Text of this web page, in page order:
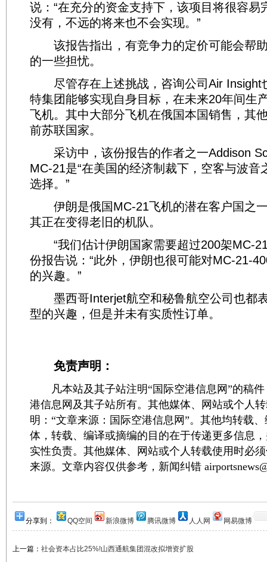
说：“在充分的资金支持下，该项目将很容易
没有，不远的将来也不会实现。”
该报告指出，有竞争力的定价可能会帮
的一些担忧。
尽管存在上述挑战，咨询公司Air Insight
特集团能够实现自身目标，在未来20年间生
飞机。其中大部分飞机在俄国本国销售，其
前苏联国家。
采访中，该份报告的作者之一Addison
MC-21是“在美国的经济制裁下，空客与波音
选择。”
伊朗是俄国MC-21飞机的潜在客户国之
其正在变得老旧的机队。
“我们估计伊朗国家需要超过200架MC-
份报告说：“此外，伊朗也很可能对MC-21-
的兴趣。”
墨西哥Interjet航空和秘鲁航空公司也都
型的兴趣，但是并未有实质性订单。
免责声明：
凡本站及其子站注明“国际空港信息网”的稿件
港信息网及其子站所有。其他媒体、网站或个人
明：“文章来源：国际空港信息网”。其他均转载
体，转载、编译或摘编的目的在于传递更多信息
实性负责。其他媒体、网站或个人转载使用时必
来源。文章内容仅供参考，新闻纠错
分享到： QQ空间 新浪微博 腾讯微博 人人网 网易微博
上一篇： 社会资本占比25%!山西通航集团混改拟增资扩股